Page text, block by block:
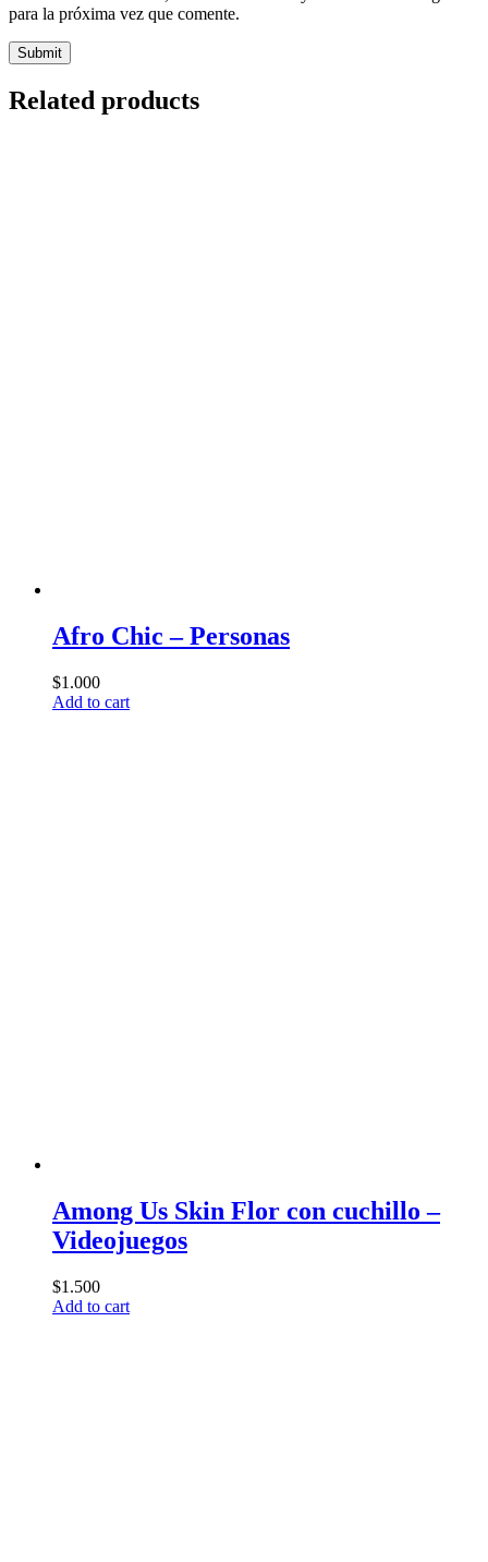
para la próxima vez que comente.
Related products
Afro Chic – Personas
$1.000
Add to cart
Among Us Skin Flor con cuchillo –
Videojuegos
$1.500
Add to cart